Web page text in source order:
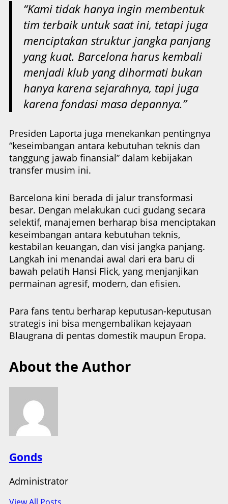
“Kami tidak hanya ingin membentuk
tim terbaik untuk saat ini, tetapi juga
menciptakan struktur jangka panjang
yang kuat. Barcelona harus kembali
menjadi klub yang dihormati bukan
hanya karena sejarahnya, tapi juga
karena fondasi masa depannya.”
Presiden Laporta juga menekankan pentingnya
“keseimbangan antara kebutuhan teknis dan
tanggung jawab finansial” dalam kebijakan
transfer musim ini.
Barcelona kini berada di jalur transformasi
besar. Dengan melakukan cuci gudang secara
selektif, manajemen berharap bisa menciptakan
keseimbangan antara kebutuhan teknis,
kestabilan keuangan, dan visi jangka panjang.
Langkah ini menandai awal dari era baru di
bawah pelatih Hansi Flick, yang menjanjikan
permainan agresif, modern, dan efisien.
Para fans tentu berharap keputusan-keputusan
strategis ini bisa mengembalikan kejayaan
Blaugrana di pentas domestik maupun Eropa.
About the Author
Gonds
Administrator